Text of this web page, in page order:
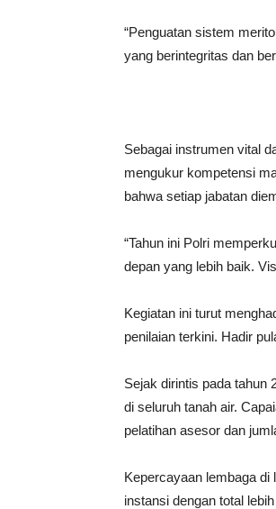
“Penguatan sistem
yang berintegritas dan
Sebagai instrumen vital
mengukur kompetensi
bahwa setiap jabatan
“Tahun ini Polri
depan yang lebih baik.
Kegiatan ini turut
penilaian terkini. Hadir
Sejak dirintis pada tahun
di seluruh tanah air.
pelatihan asesor dan
Kepercayaan lembaga di
instansi dengan total